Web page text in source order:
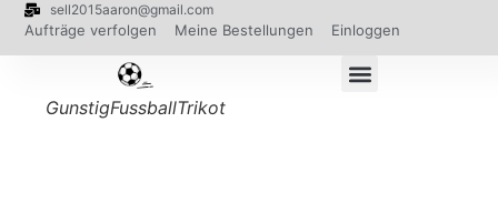
sell2015aaron@gmail.com
Aufträge verfolgen Meine Bestellungen Einloggen
GunstigFussballTrikot